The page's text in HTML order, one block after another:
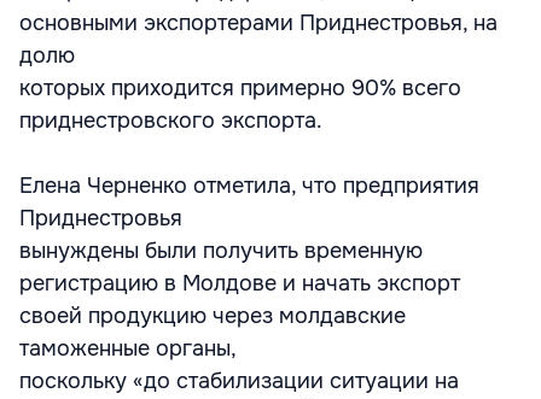
основными экспортерами Приднестровья, на
долю
которых приходится примерно 90% всего
приднестровского экспорта.
Елена Черненко отметила, что предприятия
Приднестровья
вынуждены были получить временную
регистрацию в Молдове и начать экспорт
своей продукцию через молдавские
таможенные органы,
поскольку «до стабилизации ситуации на